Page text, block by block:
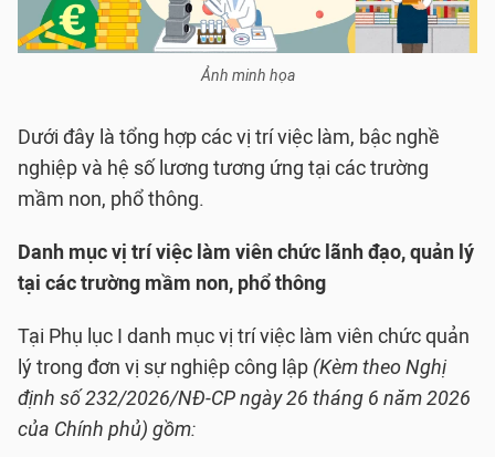
Ảnh minh họa
Dưới đây là tổng hợp các vị trí việc làm, bậc nghề
nghiệp và hệ số lương tương ứng tại các trường
mầm non, phổ thông.
Danh mục vị trí việc làm viên chức lãnh đạo, quản lý
tại các trường mầm non, phổ thông
Tại Phụ lục I danh mục vị trí việc làm viên chức quản
lý trong đơn vị sự nghiệp công lập (Kèm theo Nghị
định số 232/2026/NĐ-CP ngày 26 tháng 6 năm 2026
của Chính phủ) gồm: